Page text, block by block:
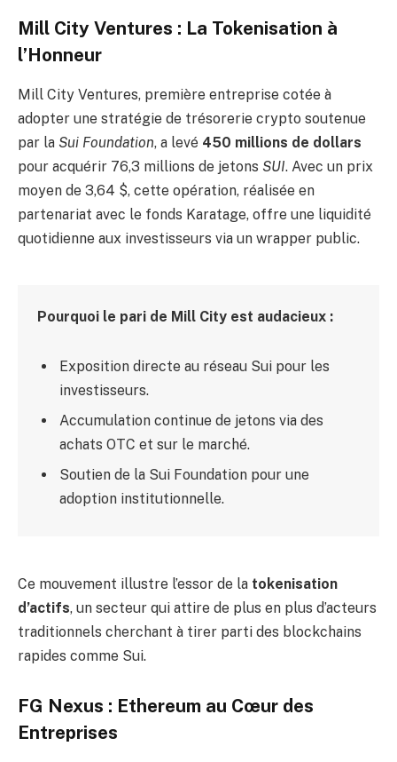
Mill City Ventures : La Tokenisation à
l’Honneur
Mill City Ventures, première entreprise cotée à
adopter une stratégie de trésorerie crypto soutenue
par la Sui Foundation, a levé 450 millions de dollars
pour acquérir 76,3 millions de jetons SUI. Avec un prix
moyen de 3,64 $, cette opération, réalisée en
partenariat avec le fonds Karatage, offre une liquidité
quotidienne aux investisseurs via un wrapper public.
Pourquoi le pari de Mill City est audacieux :
Exposition directe au réseau Sui pour les
investisseurs.
Accumulation continue de jetons via des
achats OTC et sur le marché.
Soutien de la Sui Foundation pour une
adoption institutionnelle.
Ce mouvement illustre l’essor de la tokenisation
d’actifs, un secteur qui attire de plus en plus d’acteurs
traditionnels cherchant à tirer parti des blockchains
rapides comme Sui.
FG Nexus : Ethereum au Cœur des
Entreprises